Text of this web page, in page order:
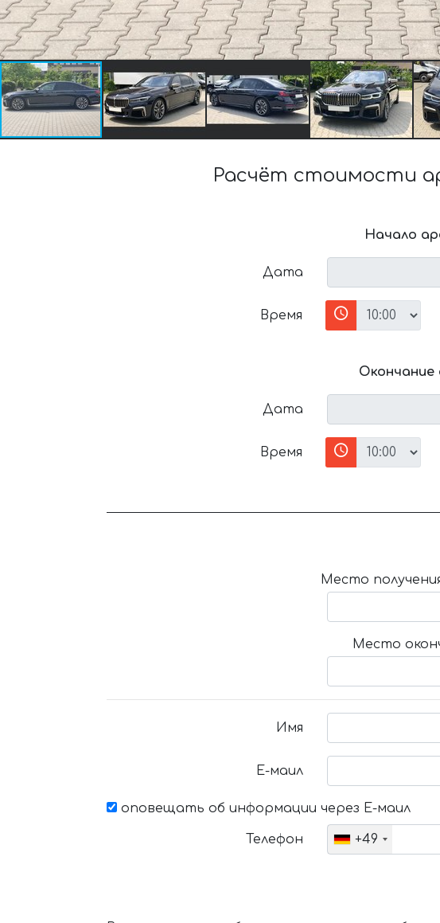
Расчёт стоимости
Начало
Дата
Время
Окончание
Дата
Время
Место
Место
Имя
Е-маил
оповещать об информации через Е-маил
Телефон +49